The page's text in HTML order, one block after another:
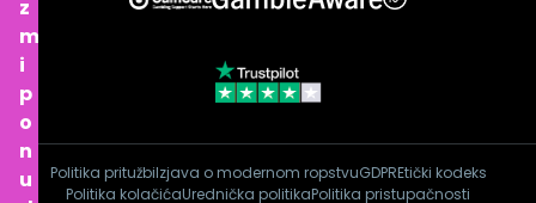
z
m
i
p
o
n
u
Politika pritužbiIzjava o modernom ropstvuGDPREtički kodeks
Politika kolačićaUrednička politikaPolitika pristupačnosti